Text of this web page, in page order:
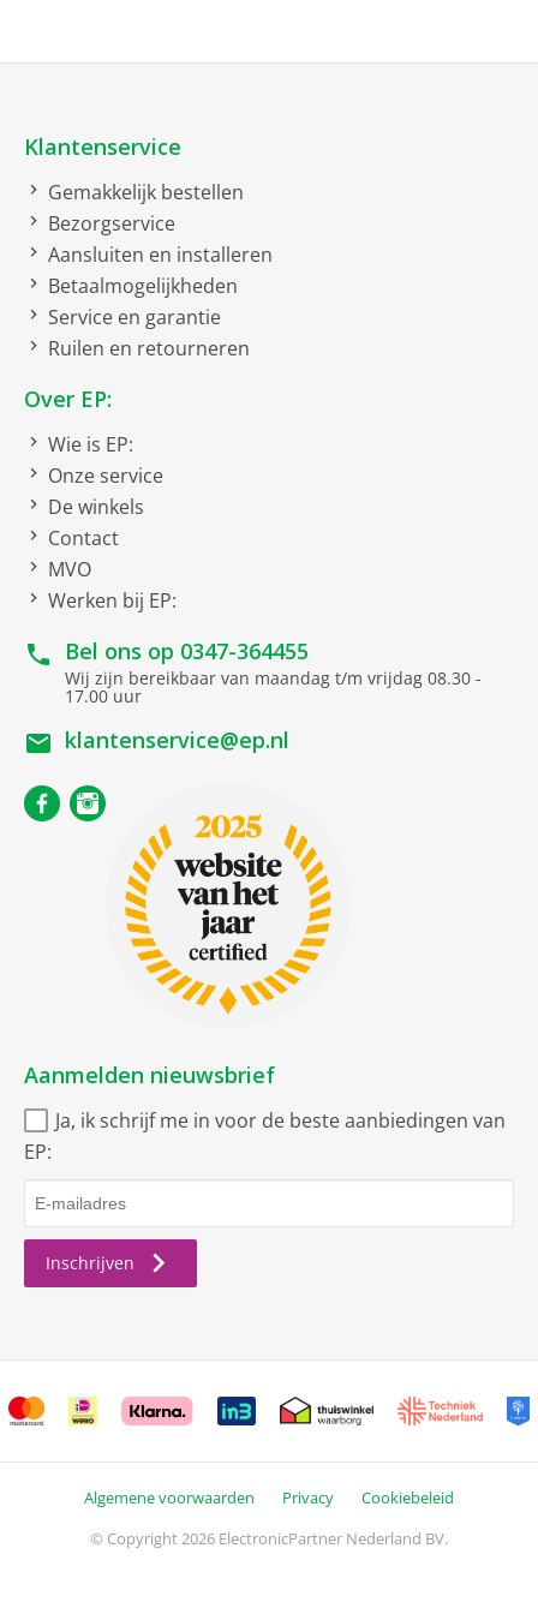
Netto afmetingen
netto breedte
netto hoogte
netto gewicht
netto diepte
Versie
Wireless Lan Netwerk
IEEE 802.11 ax
WiFi 6
OS
Windows 11 Home
Overige kenmerken
Geïntegreerde
Geïntegreerde webcam
Toetsenbord met
geïntegreerd numeriek
Processor
Processor
Intel Core i5 13.Gen
Model
Aantal cores
Maximale kloksnelheid
RAM
Intern geheugen RAM
16 GB
Kloksnelheid geheugen 3200 MHz
Klantenservice
Gemakkelijk bestellen
Bezorgservice
Aansluiten en installeren
Betaalmogelijkheden
Service en garantie
Ruilen en retourneren
Over EP:
Wie is EP:
Onze service
De winkels
Contact
MVO
Werken bij EP:
Bel ons op 0347-364455
Wij zijn bereikbaar van maandag t/m vrijdag 08.30 -
17.00 uur
klantenservice@ep.nl
Aanmelden nieuwsbrief
Ja, ik schrijf me in voor de beste aanbiedingen van
EP:
Inschrijven
Algemene voorwaarden Privacy
Cookiebeleid
© Copyright 2026 ElectronicPartner Nederland BV.